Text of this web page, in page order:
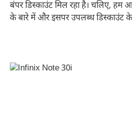
बंपर डिस्काउंट मिल रहा है। चलिए, हम
के बारे में और इसपर उपलब्ध डिस्काउंट के